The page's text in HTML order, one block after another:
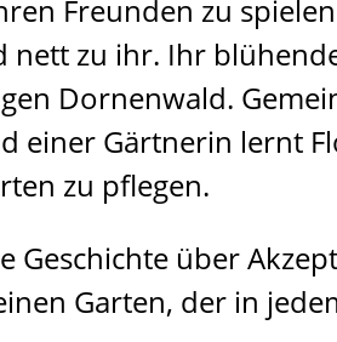
Freunden zu
nett zu ihr. Ihr
Dornenwald.
einer Gärtnerin lernt
zu pflegen.
Geschichte über
Garten, der in